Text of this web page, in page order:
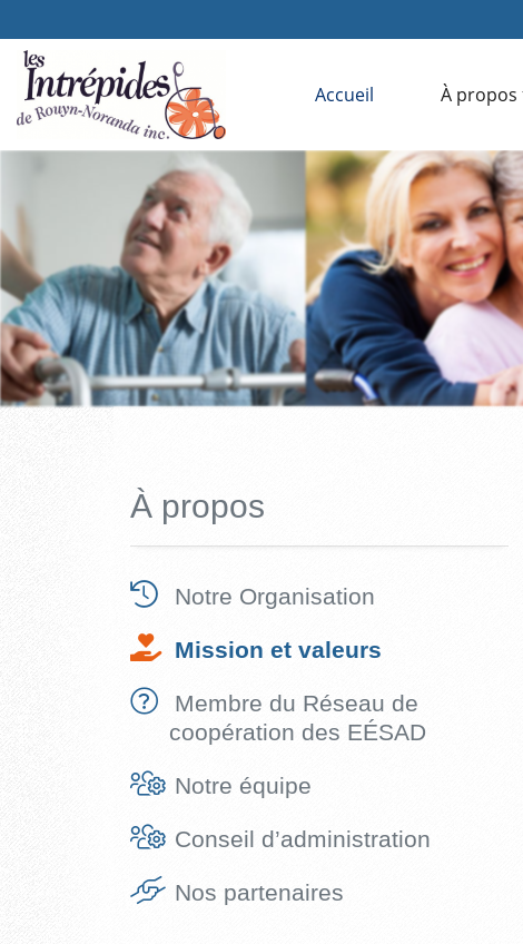
Accueil À propos
À propos
Notre Organisation
Mission et valeurs
Membre du Réseau de
coopération des EÉSAD
Notre équipe
Conseil d’administration
Nos partenaires